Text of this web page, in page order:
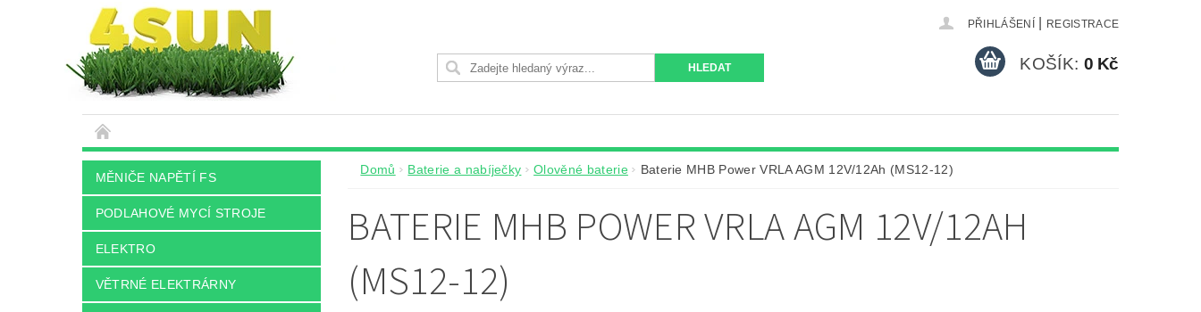
PŘIHLÁŠENÍ REGISTRACE
KOŠÍK: 0 Kč
MĚNIČE NAPĚTÍ FS
PODLAHOVÉ MYCÍ STROJE
ELEKTRO
VĚTRNÉ ELEKTRÁRNY
Domů Baterie a nabíječky Olověné baterie Baterie MHB Power VRLA AGM 12V/12Ah (MS12-12)
BATERIE MHB POWER VRLA AGM 12V/12AH
(MS12-12)